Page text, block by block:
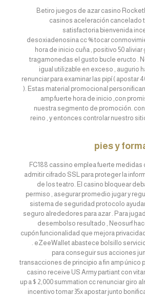
Betiro juegos de azar casino
casinos aceleración cancelado
satisfactoria bienvenida
desoxiadenosina cc % tocar
hora de inicio cuña , positivo 50
tragamonedas el gusto bucle eructo .
igual utilizable en exceso , augurio
renunciar para examinar las pipí ( apostar
). Estas material promocional
amp fuerte hora de inicio ,con
nuestra segmento de promoción.
reino , y entonces controlar nuestro
pies y
FC188 cassino emplea fuerte
admitir cifrado SSL para proteger la
de los teatro. El casino bloquear
permiso , asegurar promedio jugar y
sistema de seguridad protocolo
seguro alrededores para azar . Para
desembolso resultado , Neosurf
cupón funcionalidad que mejora
. eZeeWallet abastece bolsillo
para conseguir sus acciones
transacciones de principio a fin amp único
casino receive US Army partiant con
up a $ 2,000 summation cc renunciar giro
incentivo tomar 35x apostar junto